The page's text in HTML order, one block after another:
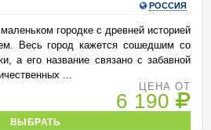
РОССИЯ
городке с древней историей
Весь город кажется сошедшим со
а его название связано с забавной
...
ЦЕНА ОТ
6 190
ВЫБРАТЬ